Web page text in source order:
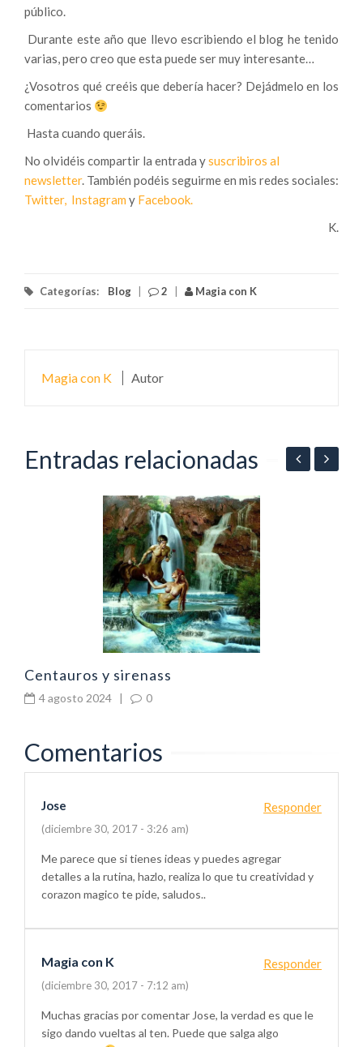
público.
Durante este año que llevo escribiendo el blog he tenido
varias, pero creo que esta puede ser muy interesante…
¿Vosotros qué creéis que debería hacer? Dejádmelo en los
comentarios
Hasta cuando queráis.
No olvidéis compartir la entrada ysuscribiros al
newsletter. También podéis seguirme en mis redes sociales:
Twitter, Instagram y Facebook.
K.
Categorías: Blog 2 Magia con K
Magia con K Autor
Entradas relacionadas
Centauros y sirenass
4 agosto 2024 | 0
Comentarios
Jose Responder
(diciembre 30, 2017 - 3:26 am)
Me parece que si tienes ideas y puedes agregar
detalles a la rutina, hazlo, realiza lo que tu creatividad y
corazon magico te pide, saludos..
Magia con K Responder
(diciembre 30, 2017 - 7:12 am)
Muchas gracias por comentar Jose, la verdad es que le
sigo dando vueltas al ten. Puede que salga algo